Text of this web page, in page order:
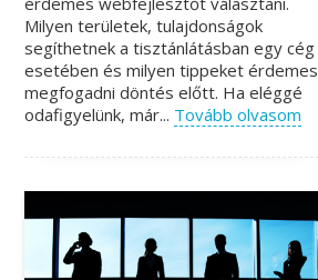
Milyen területek, tulajdonságok
segíthetnek a tisztánlátásban egy cég
esetében és milyen tippeket érdemes
megfogadni döntés előtt. Ha eléggé
odafigyelünk, már... Tovább olvasom